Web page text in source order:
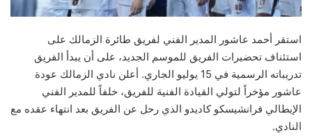
استقر أحمد عاشور المدير الفني لفريق طائرة الزمالك على
استئناف تحضيرات الفريق للموسم الجديد، على أن يبدأ الفريق
تدريباته الرسمية في 15 يوليو الجاري. أعلن نادي الزمالك عودة
عاشور مؤخراً لتولي القيادة الفنية للفريق، خلفاً للمدير الفني
الإيطالي فرانشيسكو كاديدو الذي رحل عن الفريق بعد انتهاء عقده مع
النادي.